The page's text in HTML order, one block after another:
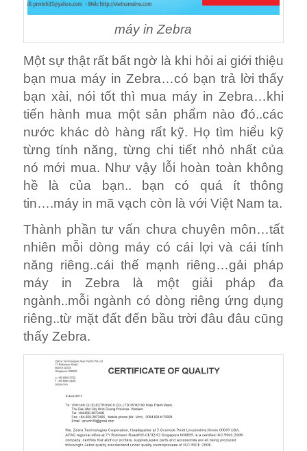
máy in Zebra
Một sự thật rất bất ngờ là khi hỏi ai giới thiệu
bạn mua máy in Zebra…có bạn trả lời thấy
bạn xài, nói tốt thì mua máy in Zebra…khi
tiến hành mua một sản phẩm nào đó..các
nước khác dò hàng rất kỹ. Họ tìm hiểu kỹ
từng tính năng, từng chi tiết nhỏ nhất của
nó mới mua. Như vậy lỗi hoàn toàn không
hề là của bạn.. bạn có quá ít thông
tin….máy in mã vạch còn là với Việt Nam ta.
Thành phần tư vấn chưa chuyên môn…tất
nhiên mỗi dòng máy có cái lợi và cái tính
năng riêng..cái thế mạnh riêng…gải pháp
máy in Zebra là một giải pháp đa
ngành..mỗi ngành có dòng riêng ứng dụng
riêng..từ mặt đất đến bầu trời đâu đâu cũng
thấy Zebra.